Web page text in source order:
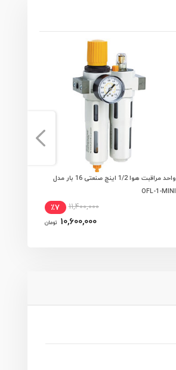
واحد مراقبت هوا 1/2 اینچ صنعتی 16 بار مدل
OFL-1-MINI
11,400,000 ٪7
10,600,000 تومان